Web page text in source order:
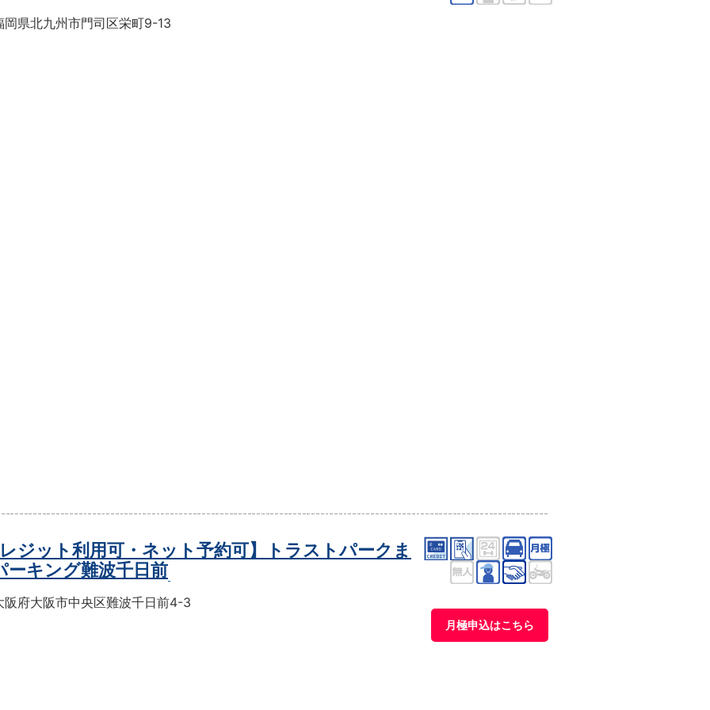
岡県北九州市門司区栄町9-13
ジット利用可・ネット予約可】トラストパークま
ーキング難波千日前
阪府大阪市中央区難波千日前4-3
月極申込はこちら